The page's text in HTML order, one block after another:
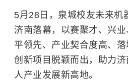
5月28日，泉城校友未来机
济南落幕，以赛聚才、兴
平领先、产业契合度高、
创新项目脱颖而出，助力
人产业发展新高地。